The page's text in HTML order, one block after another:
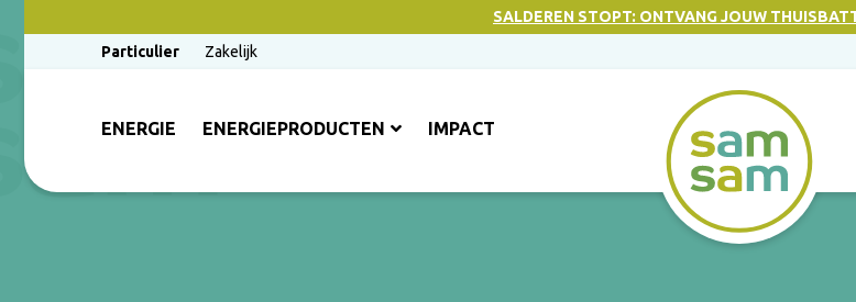
SALDEREN STOPT: ONTVANG JOUW
Particulier
Zakelijk
ENERGIE ENERGIEPRODUCTEN IMPACT